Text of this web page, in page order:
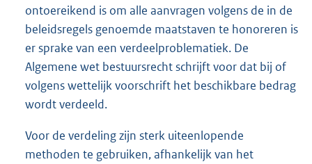
ontoereikend is om alle aanvragen volgens de in de
beleidsregels genoemde maatstaven te honoreren is
er sprake van een verdeelproblematiek. De
Algemene wet bestuursrecht schrijft voor dat bij of
volgens wettelijk voorschrift het beschikbare bedrag
wordt verdeeld.
Voor de verdeling zijn sterk uiteenlopende
methoden te gebruiken, afhankelijk van het